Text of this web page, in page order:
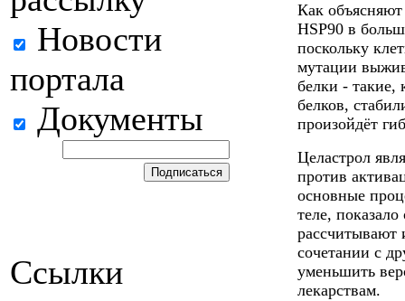
Новости
портала
Документы
Ссылки
Как
HSP90 в
поскольку
мутации
белки - такие,
белков,
произойдёт
Целастрол
против
основные
теле,
рассчитывают
сочетании с
уменьшить
лекарствам.